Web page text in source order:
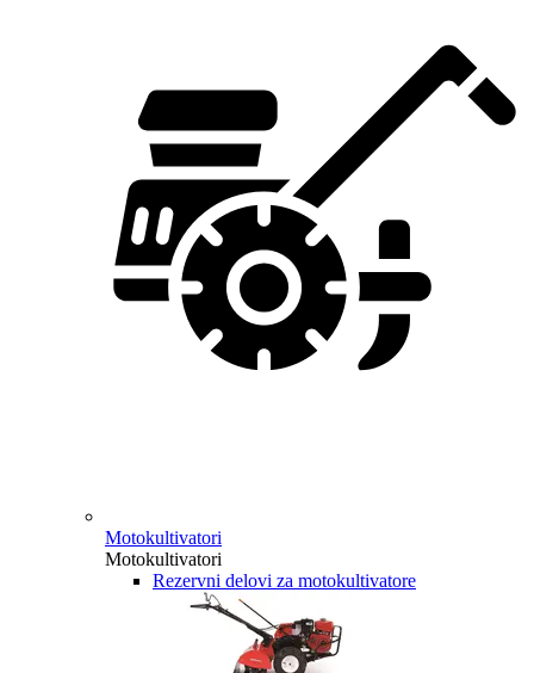
Motokultivatori
Motokultivatori
Rezervni delovi za motokultivatore